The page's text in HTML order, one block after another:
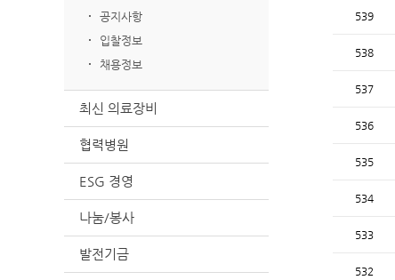
공지사항
입찰정보
채용정보
최신 의료장비
협력병원
ESG 경영
나눔/봉사
발전기금
539
538
537
536
535
534
533
532